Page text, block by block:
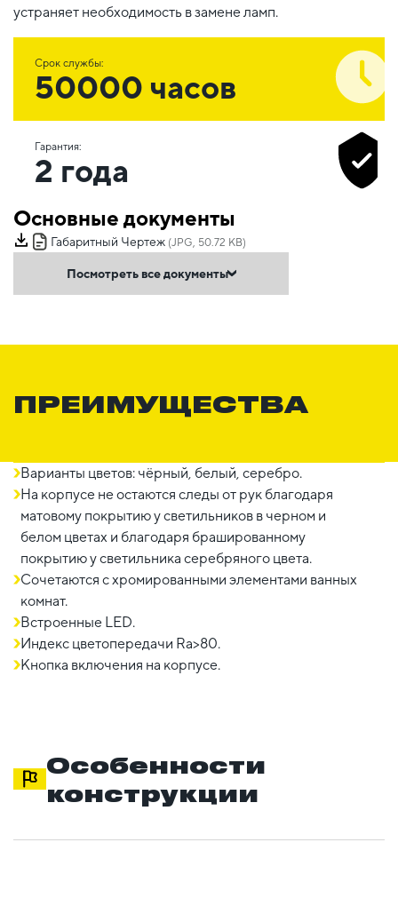
устраняет необходимость в замене ламп.
Срок службы:
50000 часов
Гарантия:
2 года
Основные документы
Габаритный Чертеж (JPG, 50.72 KB)
Посмотреть все документы
ПРЕИМУЩЕСТВА
Варианты цветов: чёрный, белый, серебро.
На корпусе не остаются следы от рук благодаря
матовому покрытию у светильников в черном и
белом цветах и благодаря брашированному
покрытию у светильника серебряного цвета.
Сочетаются с хромированными элементами ванных
комнат.
Встроенные LED.
Индекс цветопередачи Ra>80.
Кнопка включения на корпусе.
Особенности
конструкции